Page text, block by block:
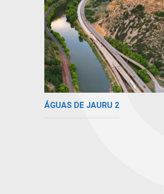
ÁGUAS DE JAURU 2